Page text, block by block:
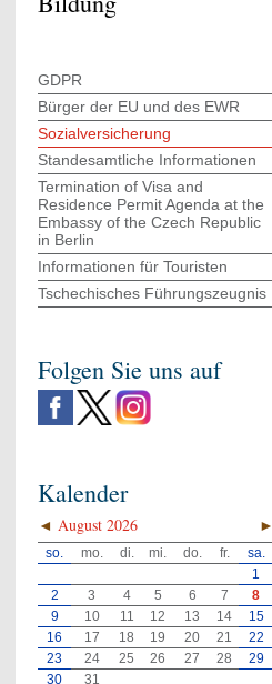
GDPR
Bürger der EU und des EWR
Sozialversicherung
Standesamtliche Informationen
Termination of Visa and
Residence Permit Agenda at the
Embassy of the Czech Republic
in Berlin
Informationen für Touristen
Tschechisches Führungszeugnis
Folgen Sie uns auf
Kalender
◄ ►
August 2026
so. mo. di. mi. do. fr.
sa.
1
2
3 4 5 6 7
8
9
10 11 12 13 14
15
16
17 18 19 20 21
22
23
24 25 26 27 28
29
30
31